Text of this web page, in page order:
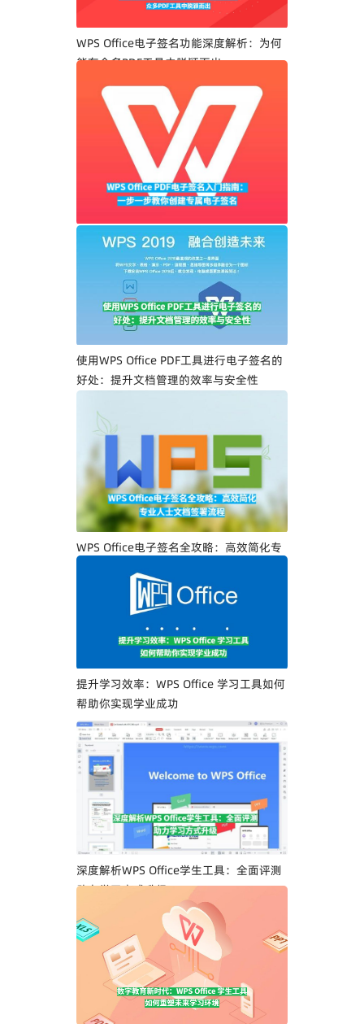
WPS Office电子签名功能深度解析：为何
能在众多PDF工具中脱颖而出
WPS Office PDF电子签名入门指南：一步
一步教你创建专属电子签名
使用WPS Office PDF工具进行电子签名的
好处：提升文档管理的效率与安全性
WPS Office电子签名全攻略：高效简化专
提升学习效率：WPS Office 学习工具如何
帮助你实现学业成功
深度解析WPS Office学生工具：全面评测
助力学习方式升级